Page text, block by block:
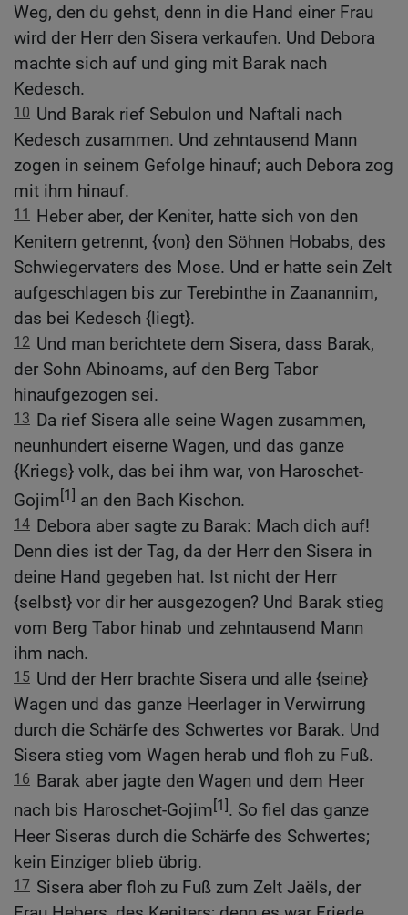
Weg, den du gehst, denn in die Hand einer Frau
wird der Herr den Sisera verkaufen. Und Debora
machte sich auf und ging mit Barak nach
Kedesch.
10 Und Barak rief Sebulon und Naftali nach
Kedesch zusammen. Und zehntausend Mann
zogen in seinem Gefolge hinauf; auch Debora zog
mit ihm hinauf.
11 Heber aber, der Keniter, hatte sich von den
Kenitern getrennt, {von} den Söhnen Hobabs, des
Schwiegervaters des Mose. Und er hatte sein Zelt
aufgeschlagen bis zur Terebinthe in Zaanannim,
das bei Kedesch {liegt}.
12 Und man berichtete dem Sisera, dass Barak,
der Sohn Abinoams, auf den Berg Tabor
hinaufgezogen sei.
13 Da rief Sisera alle seine Wagen zusammen,
neunhundert eiserne Wagen, und das ganze
{Kriegs} volk, das bei ihm war, von Haroschet-
Gojim[1] an den Bach Kischon.
14 Debora aber sagte zu Barak: Mach dich auf!
Denn dies ist der Tag, da der Herr den Sisera in
deine Hand gegeben hat. Ist nicht der Herr
{selbst} vor dir her ausgezogen? Und Barak stieg
vom Berg Tabor hinab und zehntausend Mann
ihm nach.
15 Und der Herr brachte Sisera und alle {seine}
Wagen und das ganze Heerlager in Verwirrung
durch die Schärfe des Schwertes vor Barak. Und
Sisera stieg vom Wagen herab und floh zu Fuß.
16 Barak aber jagte den Wagen und dem Heer
nach bis Haroschet-Gojim[1]. So fiel das ganze
Heer Siseras durch die Schärfe des Schwertes;
kein Einziger blieb übrig.
17 Sisera aber floh zu Fuß zum Zelt Jaëls, der